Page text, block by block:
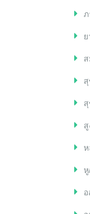
ย
ห
หู